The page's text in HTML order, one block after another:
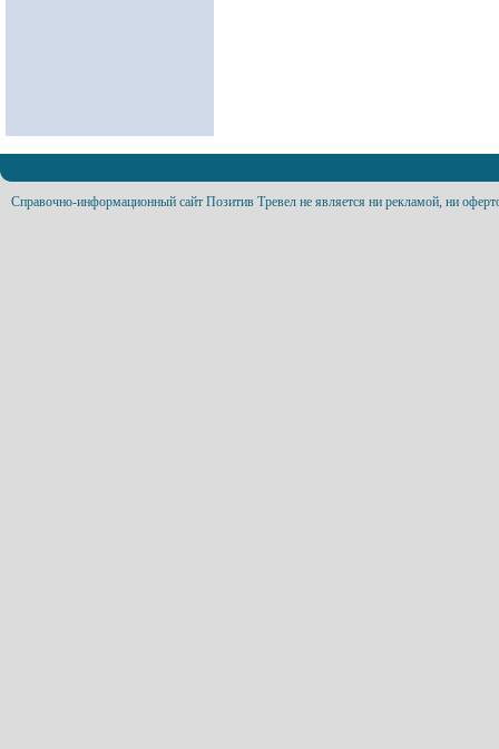
Справочно-информационный сайт Позитив Тревел не является ни рекламой, ни